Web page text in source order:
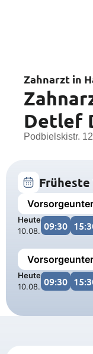
Zahnarzt in
Detlef
Podbielskistr.
Früheste
Heute
10.08. 09:30
Heute
10.08. 09:30